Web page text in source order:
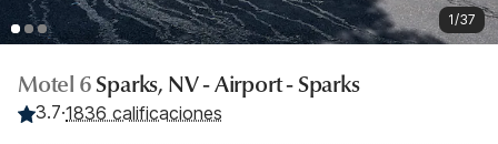
1/37
Motel 6Sparks, NV - Airport - Sparks
3.7·1836 calificaciones